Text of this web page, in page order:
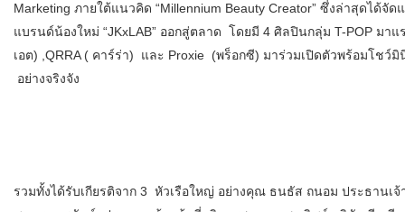
Marketing ภายใต้แนวคิด “Millennium Beauty Creator” ซึ่งล่าสุดได้จัด
แบรนด์น้องใหม่ “JKxLAB” ออกสู่ตลาด โดยมี 4 ศิลปินกลุ่ม T-POP มาแ
เอต) ,QRRA ( คาร์ร่า) และ Proxie (พร็อกซี) มาร่วมเปิดตัวพร้อมโชว์
อย่างจริงจัง
รวมทั้งได้รับเกียรติจาก 3 หัวเรือใหญ่ อย่างคุณ ธนธัส ถนอม ประธาน